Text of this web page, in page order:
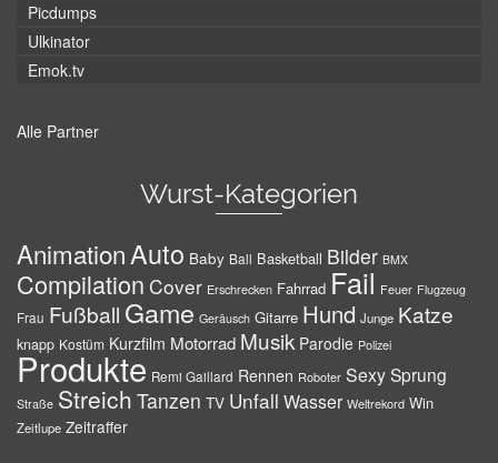
Picdumps
Ulkinator
Emok.tv
Alle Partner
Wurst-Kategorien
AnimationAuto Baby Ball Basketball Bilder BMX
Compilation Cover Erschrecken Fahrrad Fail Feuer Flugzeug
Frau Fußball Game Geräusch Gitarre Hund Junge Katze
knapp Kostüm Kurzfilm Motorrad Musik Parodie Polizei
Produkte Remi Gaillard Rennen Roboter SexySprung
Straße Streich Tanzen TV Unfall Wasser Weltrekord Win
Zeitlupe Zeitraffer